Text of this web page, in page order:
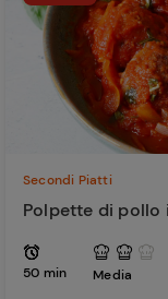
Secondi Piatti
Polpette di pollo
50 min Media